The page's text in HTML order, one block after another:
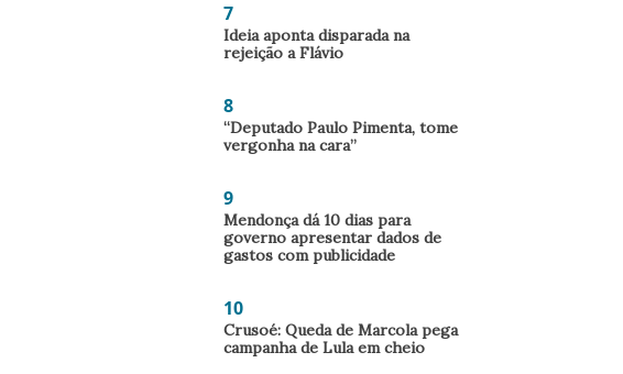
7
Ideia aponta disparada na
rejeição a Flávio
8
“Deputado Paulo Pimenta, tome
vergonha na cara”
9
Mendonça dá 10 dias para
governo apresentar dados de
gastos com publicidade
10
Crusoé: Queda de Marcola pega
campanha de Lula em cheio